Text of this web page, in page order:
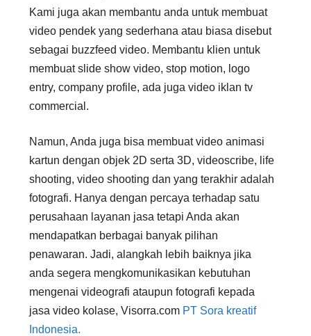
Kami juga akan membantu anda untuk membuat
video pendek yang sederhana atau biasa disebut
sebagai buzzfeed video. Membantu klien untuk
membuat slide show video, stop motion, logo
entry, company profile, ada juga video iklan tv
commercial.
Namun, Anda juga bisa membuat video animasi
kartun dengan objek 2D serta 3D, videoscribe, life
shooting, video shooting dan yang terakhir adalah
fotografi. Hanya dengan percaya terhadap satu
perusahaan layanan jasa tetapi Anda akan
mendapatkan berbagai banyak pilihan
penawaran. Jadi, alangkah lebih baiknya jika
anda segera mengkomunikasikan kebutuhan
mengenai videografi ataupun fotografi kepada
jasa video kolase, Visorra.com PT Sora kreatif
Indonesia.